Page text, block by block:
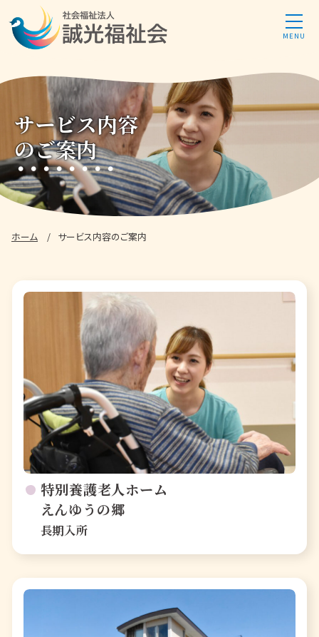
サービス内容
のご案内
ホーム サービス内容のご案内
特別養護老人ホーム
えんゆうの郷
長期入所